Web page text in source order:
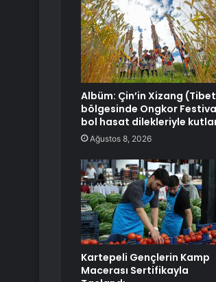
Albüm: Çin’in Xizang
bölgesinde Ongkor
bol hasat dilekleriyle
Ağustos 8, 2026
Kartepeli Gençlerin Kamp
Macerası Sertifikayla